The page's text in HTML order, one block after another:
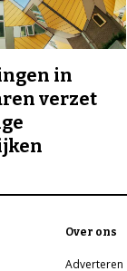
in
verzet
Over ons
Adverteren